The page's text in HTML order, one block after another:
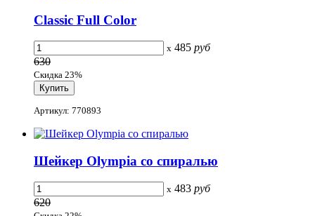
Classic Full Color
x 485 руб
630
Скидка 23%
Артикул: 770893
Шейкер Olympia со спиралью
x 483 руб
620